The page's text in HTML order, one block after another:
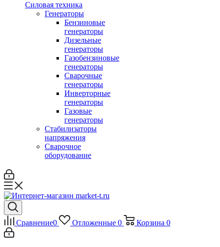
Силовая техника
Генераторы
Бензиновые
генераторы
Дизельные
генераторы
Газобензиновые
генераторы
Сварочные
генераторы
Инверторные
генераторы
Газовые
генераторы
Стабилизаторы
напряжения
Cварочное
оборудование
Сравнение0 Отложенные 0 Корзина 0